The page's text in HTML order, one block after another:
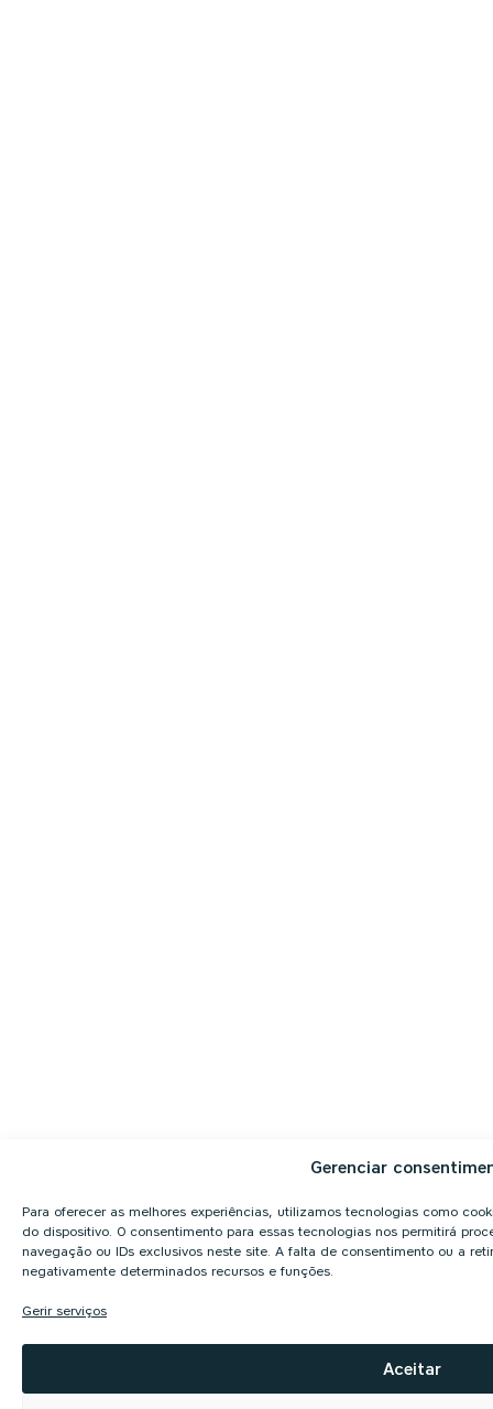
Gerenciar
Para oferecer as melhores experiências, utilizamos tecnologias como
do dispositivo. O consentimento para essas tecnologias nos permitirá
navegação ou IDs exclusivos neste site. A falta de consentimento ou a
negativamente determinados recursos e funções.
Gerir serviços
Aceitar